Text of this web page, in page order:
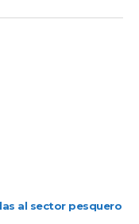
al sector pesquero